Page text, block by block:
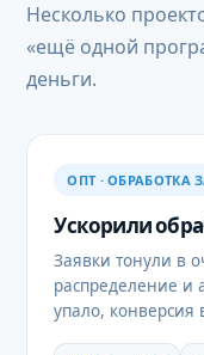
Несколько
«ещё одной
деньги.
ОПТ · ОБРАБОТКА
Ускорили
Заявки тонули в
распределение и
упало, конверсия